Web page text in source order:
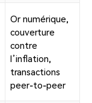
Or numérique,
couverture
contre
l’inflation,
transactions
peer-to-peer